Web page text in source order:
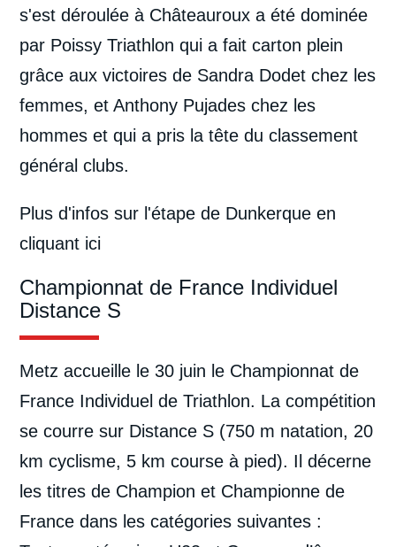
s'est déroulée à Châteauroux a été dominée
par Poissy Triathlon qui a fait carton plein
grâce aux victoires de Sandra Dodet chez les
femmes, et Anthony Pujades chez les
hommes et qui a pris la tête du classement
général clubs.
Plus d'infos sur l'étape de Dunkerqueen
cliquant ici
Championnat de France Individuel
Distance S
Metz accueille le 30 juin le Championnat de
France Individuel de Triathlon. La compétition
se courre sur Distance S (750 m natation, 20
km cyclisme, 5 km course à pied). Il décerne
les titres de Champion et Championne de
France dans les catégories suivantes :